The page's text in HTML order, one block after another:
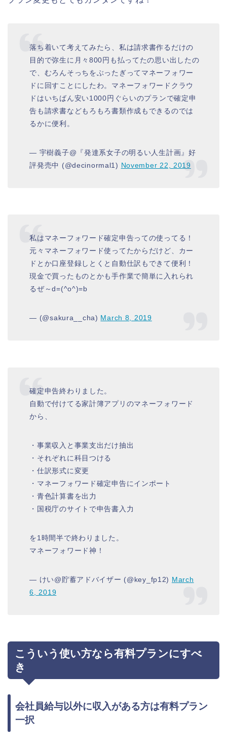
落ち着いて考えてみたら、私は請求書作るだけの
目的で弥生に月々800円も払ってたの思い出したの
で、むろんそっちをぶったぎってマネーフォワー
ドに回すことにしたわ。マネーフォワードクラウ
ドはいちばん安い1000円ぐらいのプランで確定申
告も請求書などもろもろ書類作成もできるのでは
るかに便利。
— 宇樹義子@『発達系女子の明るい人生計画』好
評発売中 (@decinormal1) November 22, 2019
私はマネーフォワード確定申告っての使ってる！
元々マネーフォワード使ってたからだけど、カー
ドとか口座登録しとくと自動仕訳もできて便利！
現金で買ったものとかも手作業で簡単に入れられ
るぜ～d=(^o^)=b
— (@sakura__cha) March 8, 2019
確定申告終わりました。
自動で付けてる家計簿アプリのマネーフォワード
から、
・事業収入と事業支出だけ抽出
・それぞれに科目つける
・仕訳形式に変更
・マネーフォワード確定申告にインポート
・青色計算書を出力
・国税庁のサイトで申告書入力
を1時間半で終わりました。
マネーフォワード神！
— けい@貯蓄アドバイザー (@key_fp12) March
6, 2019
こういう使い方なら有料プランにすべ
き
会社員給与以外に収入がある方は有料プラン
一択